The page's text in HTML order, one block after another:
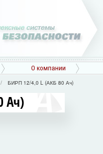
О компании
БИРП 12/4,0 L (АКБ 80 Ач)
Ач)